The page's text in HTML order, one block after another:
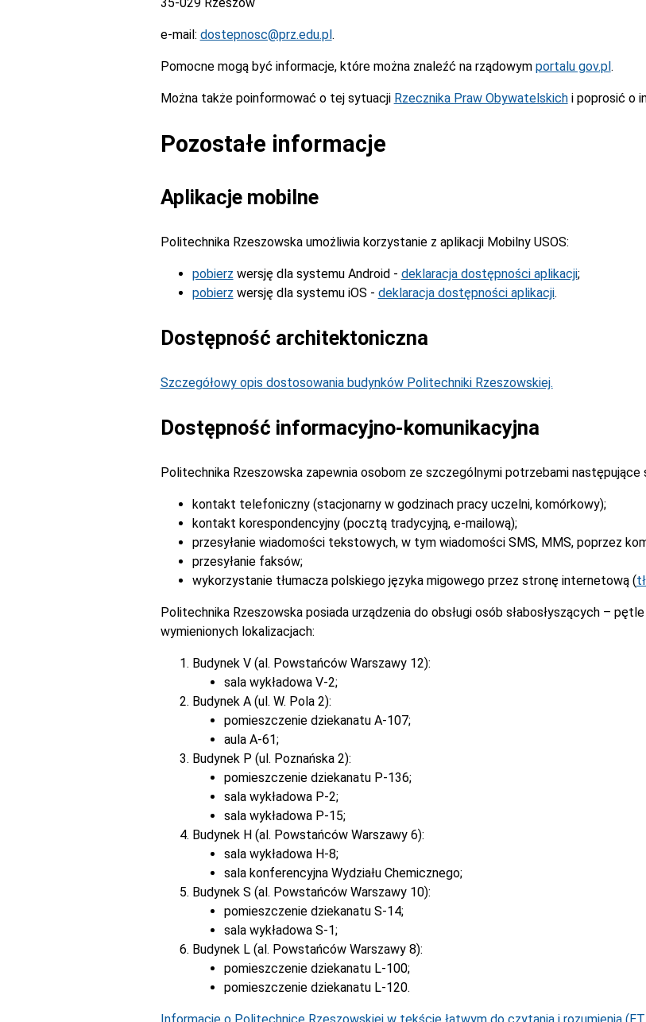
35-029 Rzeszów
e-mail: dostepnosc@prz.edu.pl .
Pomocne mogą być informacje, które można znaleźć na rządowym portalu gov.pl .
Można także poinformować o tej sytuacji Rzecznika Praw Obywatelskichi poprosić o
Pozostałe informacje
Aplikacje mobilne
Politechnika Rzeszowska umożliwia korzystanie z aplikacji Mobilny USOS:
pobierz wersję dla systemu Android - deklaracja dostępności aplikacji;
pobierz wersję dla systemu iOS - deklaracja dostępności aplikacji.
Dostępność architektoniczna
Szczegółowy opis dostosowania budynków Politechniki Rzeszowskiej.
Dostępność informacyjno-komunikacyjna
Politechnika Rzeszowska zapewnia osobom ze szczególnymi potrzebami następujące
kontakt telefoniczny (stacjonarny w godzinach pracy uczelni, komórkowy);
kontakt korespondencyjny (pocztą tradycyjną, e-mailową);
przesyłanie wiadomości tekstowych, w tym wiadomości SMS, MMS, poprzez
przesyłanie faksów;
wykorzystanie tłumacza polskiego języka migowego przez stronę internetową (
Politechnika Rzeszowska posiada urządzenia do obsługi osób słabosłyszących –
wymienionych lokalizacjach:
Budynek V (al. Powstańców Warszawy 12):
sala wykładowa V-2;
Budynek A (ul. W. Pola 2):
pomieszczenie dziekanatu A-107;
aula A-61;
Budynek P (ul. Poznańska 2):
pomieszczenie dziekanatu P-136;
sala wykładowa P-2;
sala wykładowa P-15;
Budynek H (al. Powstańców Warszawy 6):
sala wykładowa H-8;
sala konferencyjna Wydziału Chemicznego;
Budynek S (al. Powstańców Warszawy 10):
pomieszczenie dziekanatu S-14;
sala wykładowa S-1;
Budynek L (al. Powstańców Warszawy 8):
pomieszczenie dziekanatu L-100;
pomieszczenie dziekanatu L-120.